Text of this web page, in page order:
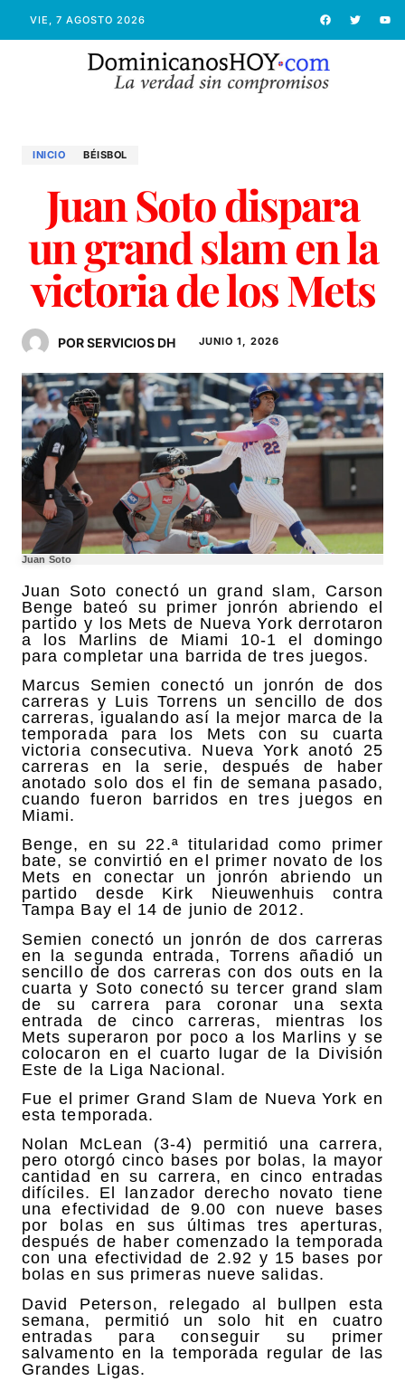
VIE, 7 AGOSTO 2026
INICIO BÉISBOL
Juan Soto dispara
un grand slam en la
victoria de los Mets
POR SERVICIOS DH JUNIO 1, 2026
Juan Soto
Juan Soto conectó un grand slam, Carson
Benge bateó su primer jonrón abriendo el
partido y los Mets de Nueva York derrotaron
a los Marlins de Miami 10-1 el domingo
para completar una barrida de tres juegos.
Marcus Semien conectó un jonrón de dos
carreras y Luis Torrens un sencillo de dos
carreras, igualando así la mejor marca de la
temporada para los Mets con su cuarta
victoria consecutiva. Nueva York anotó 25
carreras en la serie, después de haber
anotado solo dos el fin de semana pasado,
cuando fueron barridos en tres juegos en
Miami.
Benge, en su 22.ª titularidad como primer
bate, se convirtió en el primer novato de los
Mets en conectar un jonrón abriendo un
partido desde Kirk Nieuwenhuis contra
Tampa Bay el 14 de junio de 2012.
Semien conectó un jonrón de dos carreras
en la segunda entrada, Torrens añadió un
sencillo de dos carreras con dos outs en la
cuarta y Soto conectó su tercer grand slam
de su carrera para coronar una sexta
entrada de cinco carreras, mientras los
Mets superaron por poco a los Marlins y se
colocaron en el cuarto lugar de la División
Este de la Liga Nacional.
Fue el primer Grand Slam de Nueva York en
esta temporada.
Nolan McLean (3-4) permitió una carrera,
pero otorgó cinco bases por bolas, la mayor
cantidad en su carrera, en cinco entradas
difíciles. El lanzador derecho novato tiene
una efectividad de 9.00 con nueve bases
por bolas en sus últimas tres aperturas,
después de haber comenzado la temporada
con una efectividad de 2.92 y 15 bases por
bolas en sus primeras nueve salidas.
David Peterson, relegado al bullpen esta
semana, permitió un solo hit en cuatro
entradas para conseguir su primer
salvamento en la temporada regular de las
Grandes Ligas.